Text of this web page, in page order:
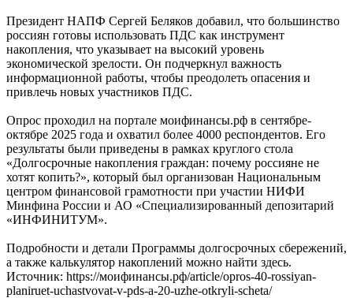
Президент НАПФ Сергей Беляков добавил, что большинство
россиян готовы использовать ПДС как инструмент
накопления, что указывает на высокий уровень
экономической зрелости. Он подчеркнул важность
информационной работы, чтобы преодолеть опасения и
привлечь новых участников ПДС.
Опрос проходил на портале моифинансы.рф в сентябре-
октябре 2025 года и охватил более 4000 респондентов. Его
результаты были приведены в рамках круглого стола
«Долгосрочные накопления граждан: почему россияне не
хотят копить?», который был организован Национальным
центром финансовой грамотности при участии НИФИ
Минфина России и АО «Специализированный депозитарий
«ИНФИНИТУМ».
Подробности и детали Программы долгосрочных сбережений,
а также калькулятор накоплений можно найти здесь.
Источник: https://моифинансы.рф/article/opros-40-rossiyan-
planiruet-uchastvovat-v-pds-a-20-uzhe-otkryli-scheta/